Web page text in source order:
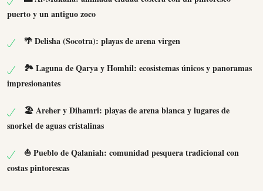
puerto y un antiguo zoco
🌴 Delisha (Socotra): playas de arena virgen
🏞 Laguna de Qarya y Homhil: ecosistemas únicos y panoramas
impresionantes
🏖 Areher y Dihamri: playas de arena blanca y lugares de
snorkel de aguas cristalinas
⛵ Pueblo de Qalaniah: comunidad pesquera tradicional con
costas pintorescas